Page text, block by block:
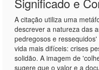
A citação utiliza uma
descrever a natureza das
pedregosos e
vida mais difíceis: crises
solidão. A imagem de
sugere que o valor e a